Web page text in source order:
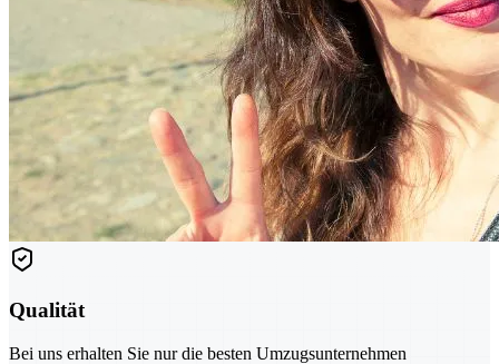
Qualität
Bei uns erhalten Sie nur die besten Umzugsunternehmen